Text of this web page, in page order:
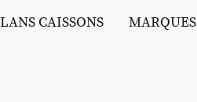
CAISSONS MARQUES